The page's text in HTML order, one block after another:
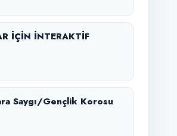
İÇİN İNTERAKTİF
Saygı/Gençlik Korosu